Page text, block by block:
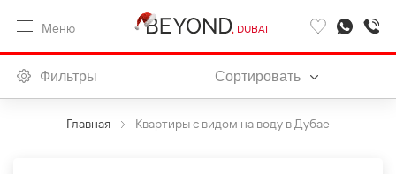
Меню DUBAI
Фильтры Сортировать
Главная Квартиры с видом на воду в Дубае